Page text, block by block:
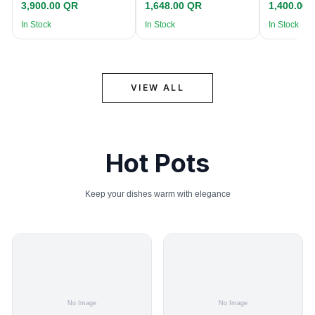
3,900.00 QR
In Stock
1,648.00 QR
In Stock
1,400.00
In Stock
VIEW ALL
Hot Pots
Keep your dishes warm with elegance